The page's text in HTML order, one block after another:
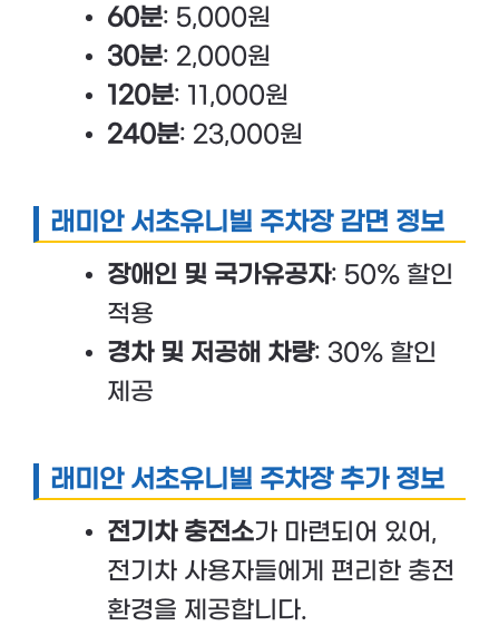
60분: 5,000원
30분: 2,000원
120분: 11,000원
240분: 23,000원
래미안 서초유니빌 주차장 감면 정보
장애인 및 국가유공자: 50% 할인
적용
경차 및 저공해 차량: 30% 할인
제공
래미안 서초유니빌 주차장 추가 정보
전기차 충전소가 마련되어 있어,
전기차 사용자들에게 편리한 충전
환경을 제공합니다.